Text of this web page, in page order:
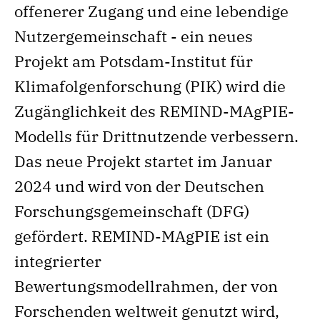
offenerer Zugang und eine lebendige
Nutzergemeinschaft - ein neues
Projekt am Potsdam-Institut für
Klimafolgenforschung (PIK) wird die
Zugänglichkeit des REMIND-MAgPIE-
Modells für Drittnutzende verbessern.
Das neue Projekt startet im Januar
2024 und wird von der Deutschen
Forschungsgemeinschaft (DFG)
gefördert. REMIND-MAgPIE ist ein
integrierter
Bewertungsmodellrahmen, der von
Forschenden weltweit genutzt wird,